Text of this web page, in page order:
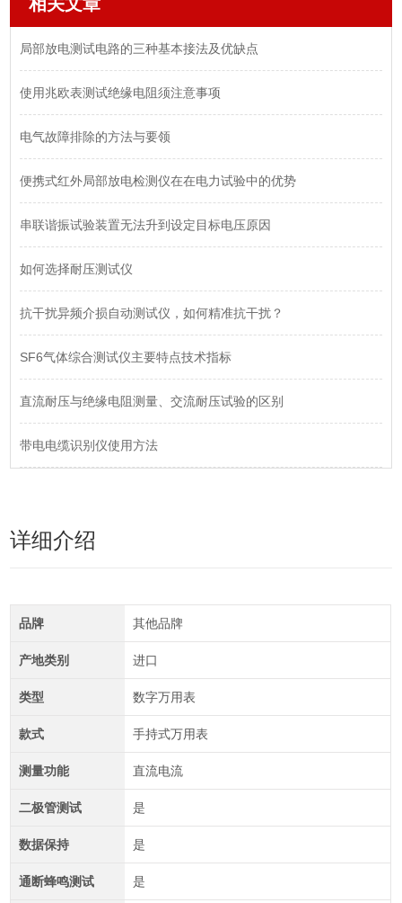
局部放电测试电路的三种基本接法及优缺点
使用兆欧表测试绝缘电阻须注意事项
电气故障排除的方法与要领
便携式红外局部放电检测仪在在电力试验中的优势
串联谐振试验装置无法升到设定目标电压原因
如何选择耐压测试仪
抗干扰异频介损自动测试仪，如何精准抗干扰？
SF6气体综合测试仪主要特点技术指标
直流耐压与绝缘电阻测量、交流耐压试验的区别
带电电缆识别仪使用方法
详细介绍
品牌 其他品牌
产地类别 进口
类型 数字万用表
款式 手持式万用表
测量功能 直流电流
二极管测试 是
数据保持 是
通断蜂鸣测试 是